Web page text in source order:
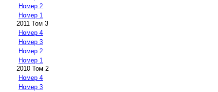
Номер 2
Номер 1
2011 Том 3
Номер 4
Номер 3
Номер 2
Номер 1
2010 Том 2
Номер 4
Номер 3